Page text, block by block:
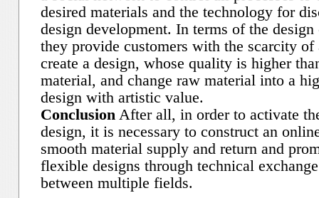
desired materials and the technology for
design development. In terms of the design
they provide customers with the scarcity of
create a design, whose quality is higher
material, and change raw material into a
design with artistic value.
ConclusionAfter all, in order to activate
design, it is necessary to construct an
smooth material supply and return and
flexible designs through technical
between multiple fields.